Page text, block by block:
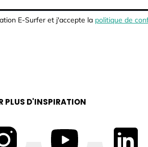
E-Surfer et j'accepte la politique de
PLUS D'INSPIRATION